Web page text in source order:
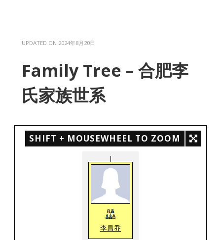
UPDATED ON 2024年8月20日
Family Tree – 合肥李
氏家族世系
SHIFT + MOUSEWHEEL TO ZOOM
李昌乔